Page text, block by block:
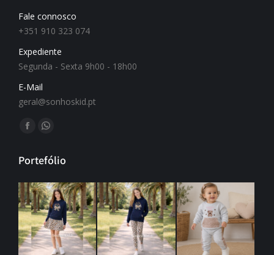
Fale connosco
+351 910 323 074
Expediente
Segunda - Sexta 9h00 - 18h00
E-Mail
geral@sonhoskid.pt
Find us on:
Portefólio